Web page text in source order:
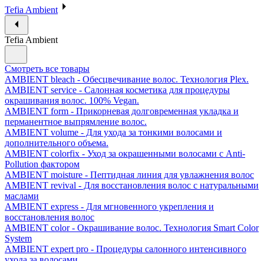
Tefia Ambient
Tefia Ambient
Смотреть все товары
AMBIENT bleach - Обесцвечивание волос. Технология Plex.
AMBIENT service - Салонная косметика для процедуры
окрашивания волос. 100% Vegan.
AMBIENT form - Прикорневая долговременная укладка и
перманентное выпрямление волос.
AMBIENT volume - Для ухода за тонкими волосами и
дополнительного объема.
AMBIENT colorfix - Уход за окрашенными волосами с Anti-
Pollution фактором
AMBIENT moisture - Пептидная линия для увлажнения волос
AMBIENT revival - Для восстановления волос с натуральными
маслами
AMBIENT express - Для мгновенного укрепления и
восстановления волос
AMBIENT color - Окрашивание волос. Технология Smart Color
System
AMBIENT expert pro - Процедуры салонного интенсивного